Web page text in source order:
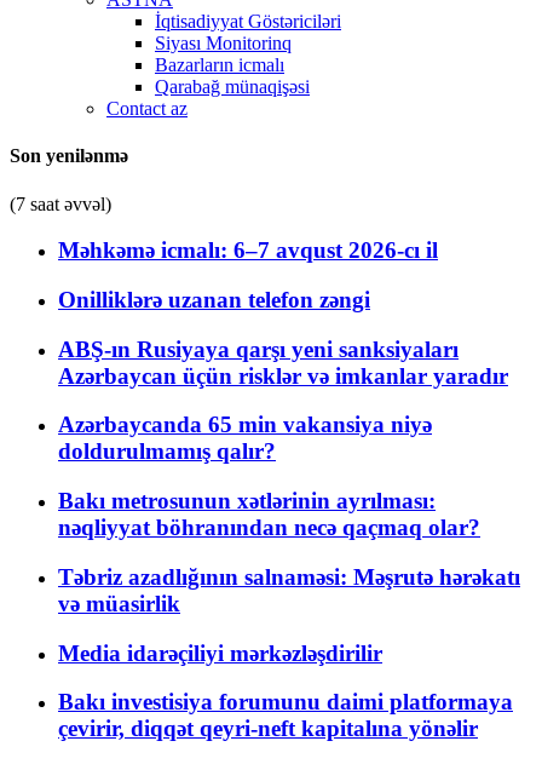
İqtisadiyyat Göstəriciləri
Siyası Monitorinq
Bazarların icmalı
Qarabağ münaqişəsi
Contact az
Son yenilənmə
(7 saat əvvəl)
Məhkəmə icmalı: 6–7 avqust 2026-cı il
Onilliklərə uzanan telefon zəngi
ABŞ-ın Rusiyaya qarşı yeni sanksiyaları
Azərbaycan üçün risklər və imkanlar yaradır
Azərbaycanda 65 min vakansiya niyə
doldurulmamış qalır?
Bakı metrosunun xətlərinin ayrılması:
nəqliyyat böhranından necə qaçmaq olar?
Təbriz azadlığının salnaməsi: Məşrutə hərəkatı
və müasirlik
Media idarəçiliyi mərkəzləşdirilir
Bakı investisiya forumunu daimi platformaya
çevirir, diqqət qeyri-neft kapitalına yönəlir